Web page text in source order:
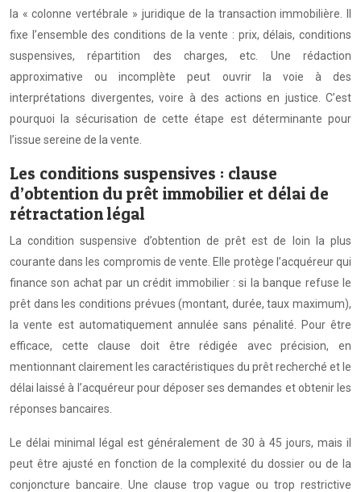
la « colonne vertébrale » juridique de la transaction immobilière. Il
fixe l’ensemble des conditions de la vente : prix, délais, conditions
suspensives, répartition des charges, etc. Une rédaction
approximative ou incomplète peut ouvrir la voie à des
interprétations divergentes, voire à des actions en justice. C’est
pourquoi la sécurisation de cette étape est déterminante pour
l’issue sereine de la vente.
Les conditions suspensives : clause
d’obtention du prêt immobilier et délai de
rétractation légal
La condition suspensive d’obtention de prêt est de loin la plus
courante dans les compromis de vente. Elle protège l’acquéreur qui
finance son achat par un crédit immobilier : si la banque refuse le
prêt dans les conditions prévues (montant, durée, taux maximum),
la vente est automatiquement annulée sans pénalité. Pour être
efficace, cette clause doit être rédigée avec précision, en
mentionnant clairement les caractéristiques du prêt recherché et le
délai laissé à l’acquéreur pour déposer ses demandes et obtenir les
réponses bancaires.
Le délai minimal légal est généralement de 30 à 45 jours, mais il
peut être ajusté en fonction de la complexité du dossier ou de la
conjoncture bancaire. Une clause trop vague ou trop restrictive